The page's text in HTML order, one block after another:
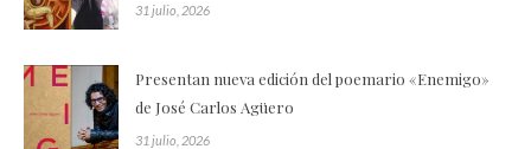
31 julio, 2026
Presentan nueva edición del poemario «Enemigo»
de José Carlos Agüero
31 julio, 2026